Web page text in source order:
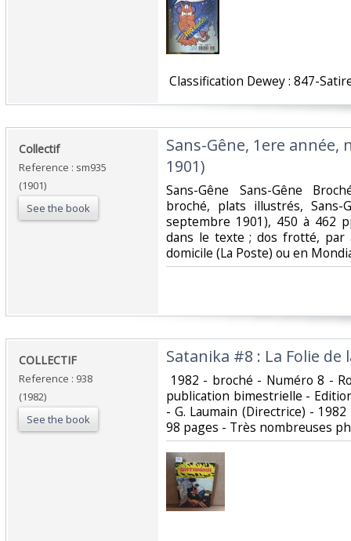
Classification Dewey : 847-
‎Collectif‎
Reference : sm935
(1901)
See the book
‎Sans-Gêne, 1ere année,
1901)‎
‎Sans-Gêne Sans-Gêne
broché, plats illustrés, Sans-
septembre 1901), 450 à 462
dans le texte ; dos frotté, par
domicile (La Poste) ou en
‎COLLECTIF ‎
Reference : 938
(1982)
See the book
‎Satanika #8 : La Folie de
1982 - broché - Numéro 8 -
publication bimestrielle -
- G. Laumain (Directrice) -
98 pages - Très nombreuses